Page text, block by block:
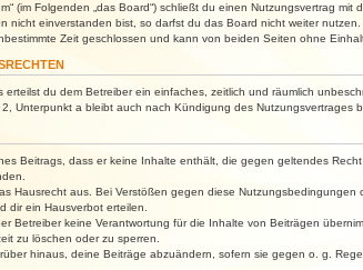
(im Folgenden „das Board“) schließt du einen Nutzungsvertrag
nicht einverstanden bist, so darfst du das Board nicht weiter
Zeit geschlossen und kann von beiden Seiten ohne
erteilst du dem Betreiber ein einfaches, zeitlich und räumlich
Unterpunkt a bleibt auch nach Kündigung des Nutzungsvertrages
Beitrags, dass er keine Inhalte enthält, die gegen geltendes
Hausrecht aus. Bei Verstößen gegen diese
dir ein Hausverbot erteilen.
Betreiber keine Verantwortung für die Inhalte von Beiträgen
zu löschen oder zu sperren.
hinaus, deine Beiträge abzuändern, sofern sie gegen o. g.